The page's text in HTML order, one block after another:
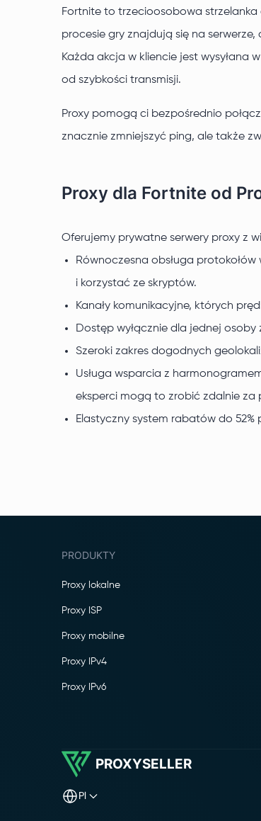
Fortnite to trzecioosobowa
procesie gry znajdują się na
Każda akcja w kliencie jest wysyłana
od szybkości transmisji.
Proxy pomogą ci bezpośrednio
znacznie zmniejszyć ping, ale także
Proxy dla Fortnite od
Oferujemy prywatne serwery proxy z
Równoczesna obsługa
i korzystać ze skryptów.
Kanały komunikacyjne, których
Dostęp wyłącznie dla jednej
Szeroki zakres dogodnych
Usługa wsparcia z
eksperci mogą to zrobić zdalnie za
Elastyczny system rabatów do 52%
PRODUKTY
Proxy lokalne
Proxy ISP
Proxy mobilne
Proxy IPv4
Proxy IPv6
PROXYSELLER